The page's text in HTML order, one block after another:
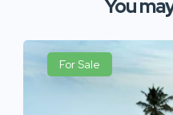
You
For Sale